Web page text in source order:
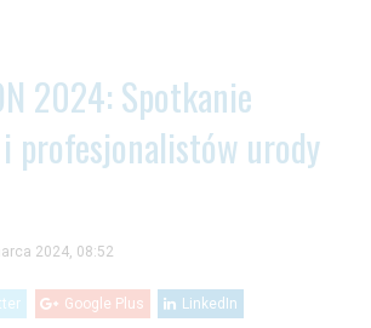
2024: Spotkanie
profesjonalistów urody
2024, 08:52
Google Plus LinkedIn